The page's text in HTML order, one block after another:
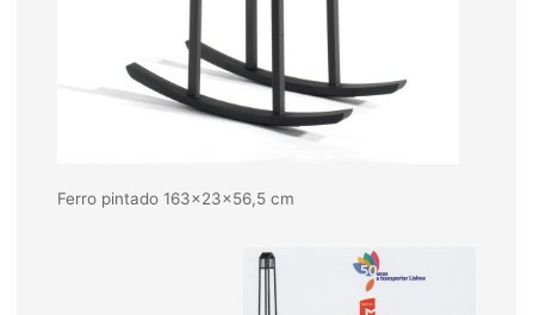
Ferro pintado 163x23x56,5 cm